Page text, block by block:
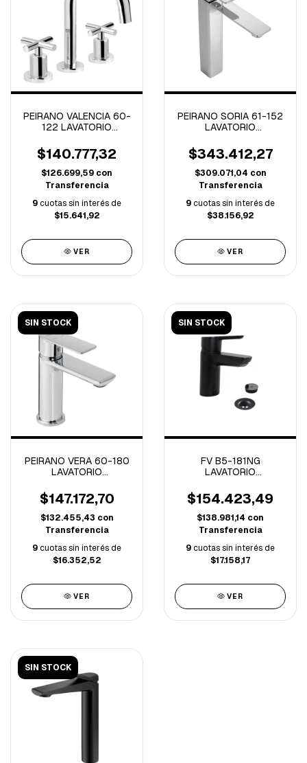
PEIRANO VALENCIA 60-
122 LAVATORIO
(A)
$140.777,32
$126.699,59 con
Transferencia
9cuotas sin interés de
$15.641,92
VER
PEIRANO SORIA 61-152
LAVATORIO
SORIA CROMO (B)
$343.412,27
$309.071,04 con
Transferencia
9cuotas sin interés de
$38.156,92
VER
SIN STOCK
PEIRANO VERA 60-180
LAVATORIO
VERA CROMO (B)
$147.172,70
$132.455,43 con
Transferencia
9cuotas sin interés de
$16.352,52
VER
SIN STOCK
FV B5-181NG
LAVATORIO
PUELO NEGRO
$154.423,49
$138.981,14 con
Transferencia
9cuotas sin interés de
$17.158,17
VER
SIN STOCK